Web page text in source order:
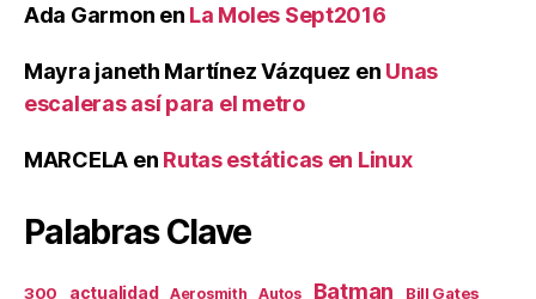
Ada Garmon en La Moles Sept2016
Mayra janeth Martínez Vázquez en Unas
escaleras así para el metro
MARCELA en Rutas estáticas en Linux
Palabras Clave
300 actualidad Aerosmith Autos Batman Bill Gates